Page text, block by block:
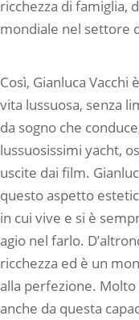
ricchezza di famiglia,
mondiale nel settore
Così, Gianluca
vita lussuosa, senza
da sogno che
lussuosissimi yacht,
uscite dai film.
questo aspetto
in cui vive e si è
agio nel farlo.
ricchezza ed è un
alla perfezione. Molto
anche da questa